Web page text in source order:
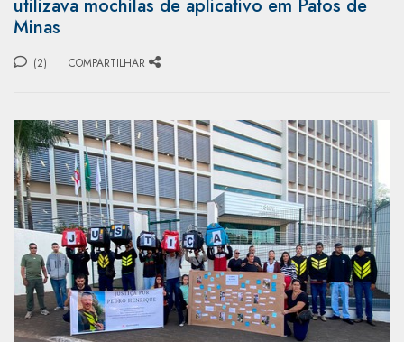
utilizava mochilas de aplicativo em Patos de
Minas
(2) COMPARTILHAR